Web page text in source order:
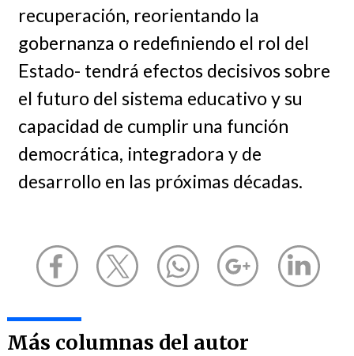
recuperación, reorientando la
gobernanza o redefiniendo el rol del
Estado- tendrá efectos decisivos sobre
el futuro del sistema educativo y su
capacidad de cumplir una función
democrática, integradora y de
desarrollo en las próximas décadas.
Más columnas del autor